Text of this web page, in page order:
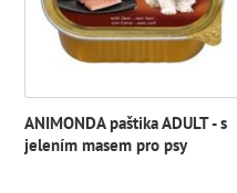
ANIMONDA paštika ADULT - s
jelením masem pro psy